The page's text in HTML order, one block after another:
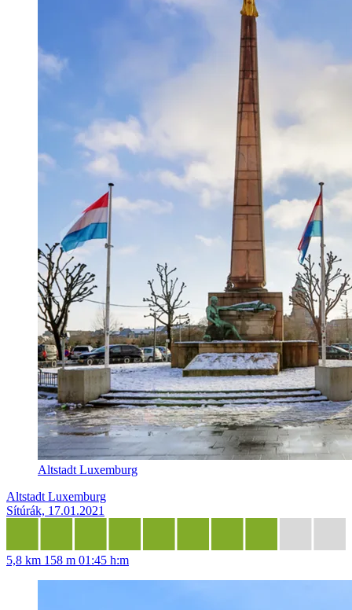
Altstadt Luxemburg
Altstadt Luxemburg
Sítúrák, 17.01.2021
5,8 km 158 m 01:45 h:m